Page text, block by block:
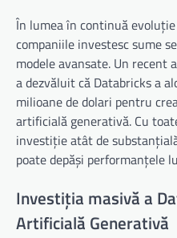
În lumea în continuă
companiile investesc sume
modele avansate. Un recent
a dezvăluit că Databricks a
milioane de dolari pentru
artificială generativă. Cu
investiție atât de
poate depăși performanțele
Investiția masivă a
Artificială Generativă